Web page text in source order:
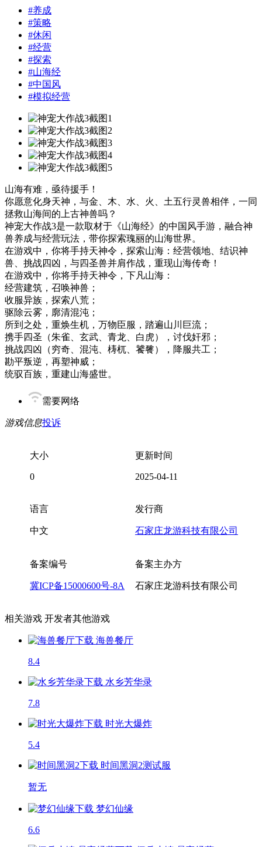
#养成
#策略
#休闲
#经营
#探索
#山海经
#中国风
#模拟经营
山海有难，亟待援手！
你愿意化身天神，与金、木、水、火、土五行灵兽相伴，一同
拯救山海间的上古神兽吗？
神宠大作战3是一款取材于《山海经》的中国风手游，融合神
兽养成与经营玩法，带你探索瑰丽的山海世界。
在游戏中，你将手持天神令，探索山海：经营领地、结识神
兽、挑战四凶，与四圣兽并肩作战，重现山海传奇！
在游戏中，你将手持天神令，下凡山海：
经营建筑，召唤神兽；
收服异族，探索八荒；
驱除云雾，廓清混沌；
所到之处，重焕生机，万物臣服，踏遍山川巨流；
携手四圣（朱雀、玄武、青龙、白虎），讨伐奸邪；
挑战四凶（穷奇、混沌、梼杌、饕餮），降服共工；
勘平叛逆，再塑神威；
统驭百族，重建山海盛世。
需要网络
游戏信息投诉
大小
0
更新时间
2025-04-11
语言
中文
发行商
石家庄龙游科技有限公司
备案编号
冀ICP备15000600号-8A
备案主办方
石家庄龙游科技有限公司
相关游戏 开发者其他游戏
海兽餐厅
8.4
水乡芳华录
7.8
时光大爆炸
5.4
时间黑洞2测试服
暂无
梦幻仙缘
6.6